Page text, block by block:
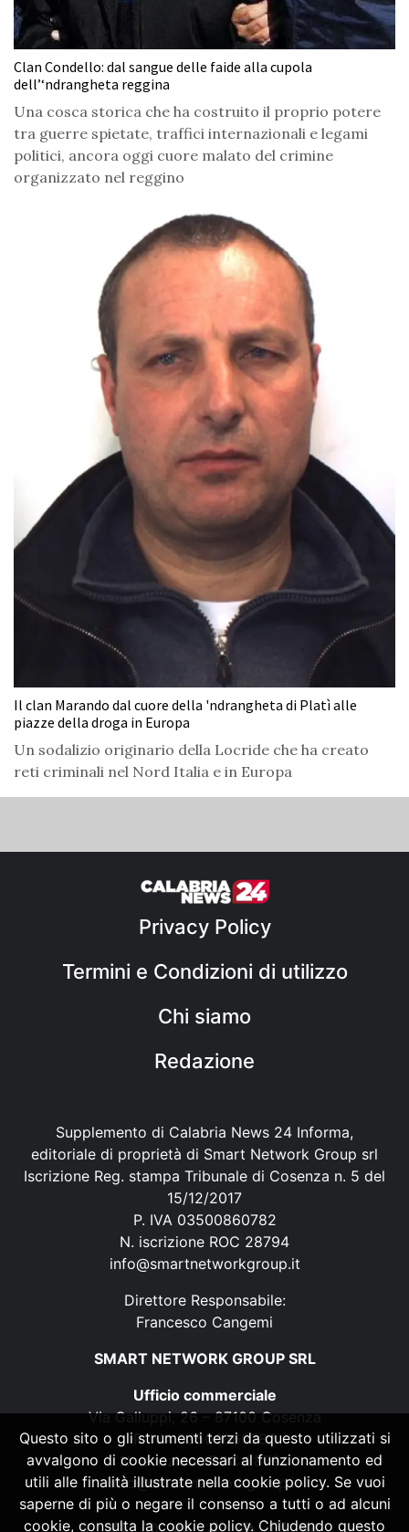
Clan Condello: dal sangue delle faide alla cupola
dell’‘ndrangheta reggina
Una cosca storica che ha costruito il proprio potere
tra guerre spietate, traffici internazionali e legami
politici, ancora oggi cuore malato del crimine
organizzato nel reggino
Il clan Marando dal cuore della 'ndrangheta di Platì alle
piazze della droga in Europa
Un sodalizio originario della Locride che ha creato
reti criminali nel Nord Italia e in Europa
Privacy Policy
Termini e Condizioni di utilizzo
Chi siamo
Redazione
Supplemento di Calabria News 24 Informa,
editoriale di proprietà di Smart Network Group srl
Iscrizione Reg. stampa Tribunale di Cosenza n. 5 del
15/12/2017
P. IVA 03500860782
N. iscrizione ROC 28794
info@smartnetworkgroup.it
Direttore Responsabile:
Francesco Cangemi
SMART NETWORK GROUP SRL
Ufficio commerciale
Via Galluppi, 26 – 87100 Cosenza
P. IVA 03500860782
N. iscrizione ROC 28794
info@smartnetworkgroup.it
Questo sito o gli strumenti terzi da questo utilizzati si
avvalgono di cookie necessari al funzionamento ed
utili alle finalità illustrate nella cookie policy. Se vuoi
saperne di più o negare il consenso a tutti o ad alcuni
cookie, consulta la cookie policy. Chiudendo questo